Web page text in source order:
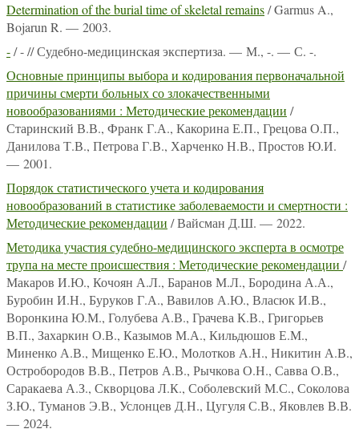
Determination of the burial time of skeletal remains/ Garmus A.,
Bojarun R. — 2003.
-/ - // Судебно-медицинская экспертиза. — М., -. — С. -.
Основные принципы выбора и кодирования первоначальной
причины смерти больных со злокачественными
новообразованиями : Методические рекомендации /
Старинский В.В., Франк Г.А., Какорина Е.П., Грецова О.П.,
Данилова Т.В., Петрова Г.В., Харченко Н.В., Простов Ю.И.
— 2001.
Порядок статистического учета и кодирования
новообразований в статистике заболеваемости и смертности :
Методические рекомендации / Вайсман Д.Ш. — 2022.
Методика участия судебно-медицинского эксперта в осмотре
трупа на месте происшествия : Методические рекомендации /
Макаров И.Ю., Кочоян А.Л., Баранов М.Л., Бородина А.А.,
Буробин И.Н., Буруков Г.А., Вавилов А.Ю., Власюк И.В.,
Воронкина Ю.М., Голубева А.В., Грачева К.В., Григорьев
В.П., Захаркин О.В., Казымов М.А., Кильдюшов Е.М.,
Миненко А.В., Мищенко Е.Ю., Молотков А.Н., Никитин А.В.,
Остробородов В.В., Петров А.В., Рычкова О.Н., Савва О.В.,
Саракаева А.З., Скворцова Л.К., Соболевский М.С., Соколова
З.Ю., Туманов Э.В., Услонцев Д.Н., Цугуля С.В., Яковлев В.В.
— 2024.